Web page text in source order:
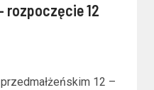
rozpoczęcie 12
12 –